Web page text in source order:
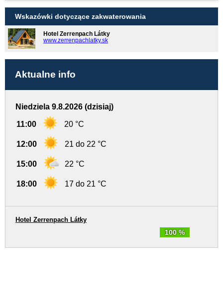
Wskazówki dotyczące zakwaterowania
Hotel Zerrenpach Látky
www.zerrenpachlatky.sk
Aktualne info
Niedziela 9.8.2026 (dzisiaj)
11:00 20 °C
12:00 21 do 22 °C
15:00 22 °C
18:00 17 do 21 °C
100 %
Hotel Zerrenpach Látky